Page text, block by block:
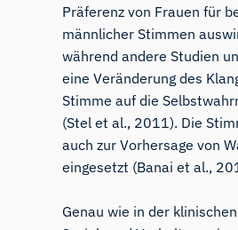
Präferenz von Frauen für
männlicher Stimmen
während andere Studien
eine Veränderung des
Stimme auf die
(Stel et al., 2011). Die
auch zur Vorhersage von
eingesetzt (Banai et al.,
Genau wie in der